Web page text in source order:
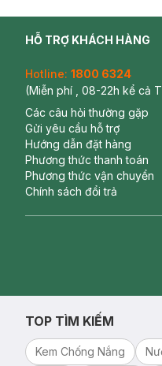
HỖ TRỢ KHÁCH HÀNG
Hotline: 1800 6324
(Miễn phí , 08-22h kể cả
Các câu hỏi thường gặp
Gửi yêu cầu hỗ trợ
Hướng dẫn đặt hàng
Phương thức thanh toán
Phương thức vận chuyển
Chính sách đổi trả
TOP TÌM KIẾM
Kem Chống Nắng